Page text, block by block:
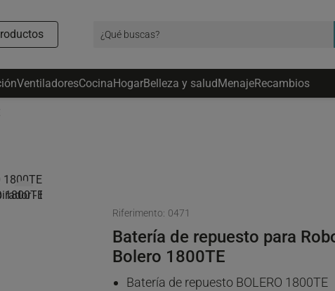
VentiladoresCocinaHogarBelleza y saludMenajeRecambios
favorite_border
Riferimento: 0471
Batería de repuesto para
Bolero 1800TE
Batería de repuesto BOLERO 1800TE